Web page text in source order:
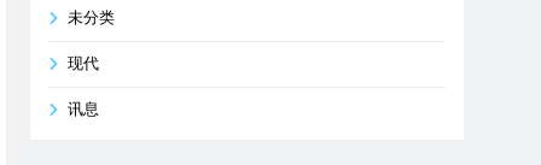
未分类
现代
讯息